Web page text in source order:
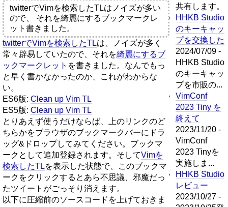
twitterでVimを検索したTLはノイズが多い
ので、 それを綺麗にするブックマークレ
ット書きました。
twitterでVimを検索したTLは、ノイズが多く
常々辟易していたので、それを綺麗にするブ
ックマークレット を書きました。なんでもっ
と早く書かなかったのか、これがわからな
い。
ES6版:Clean up Vim TL
ES5版:Clean up Vim TL
とりあえず使うだけならば、上のリンクのど
ちらかをブラウザのブックマークバーにドラ
ッグ&ドロップしてみてください。ブックマ
ークとして追加登録されます。そしてVimを
検索したTLを表示した状態で、このブックマ
ークをクリックするとあら不思議、邪魔だっ
たツイートがごっそり消えます。
以下に圧縮前のソースコードを上げておきま
共有します。
HHKB Studio
のキーキャッ
プを交換した
2024/07/09 -
HHKB Studio
のキーキャッ
プを市販の...
VimConf
2023 Tiny を
終えて
2023/11/20 -
VimConf
2023 Tinyを
実施しま...
HHKB Studio
レビュー
2023/10/27 -